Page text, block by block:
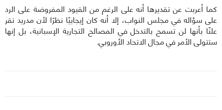
كما أعربت عن تقديرها أنه على الرغم من القيود المفروضة على الرد
على سؤاله في مجلس النواب، إلا أنه كان إيجابيًا نظرًا لأن مدريد تقر
علنًا بأنها لن تسمح بالتدخل في المصالح التجارية الإسبانية، بل إنها
ستتولى الأمر في مجال الاتحاد الأوروبي.